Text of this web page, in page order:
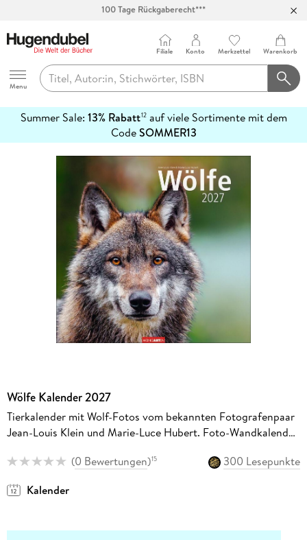
Abholung in über 100 Filialen
Hugendubel
Menu
Filiale Konto Merkzettel Warenkorb
Summer Sale: 13% Rabatt12auf viele Sortimente mit dem
CodeSOMMER13
erfahren
Wölfe Kalender 2027
Tierkalender mit Wolf-Fotos vom bekannten Fotografenpaar
Jean-Louis Klein und Marie-Luce Hubert. Foto-Wandkalender
(0 Bewertungen)15
300 Lesepunkte
Kalender